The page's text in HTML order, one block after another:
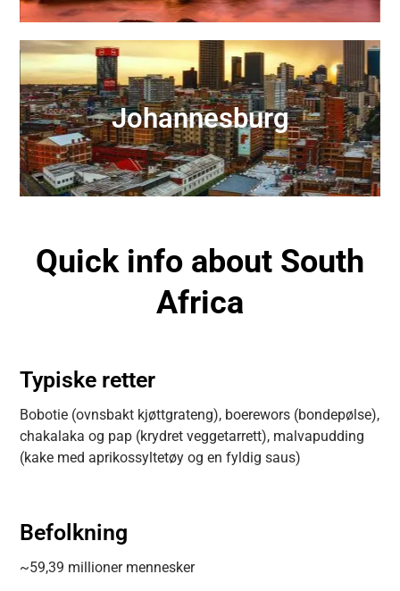
Johannesburg
Quick info about South
Africa
Typiske retter
Bobotie (ovnsbakt kjøttgrateng), boerewors (bondepølse),
chakalaka og pap (krydret veggetarrett), malvapudding
(kake med aprikossyltetøy og en fyldig saus)
Befolkning
~59,39 millioner mennesker